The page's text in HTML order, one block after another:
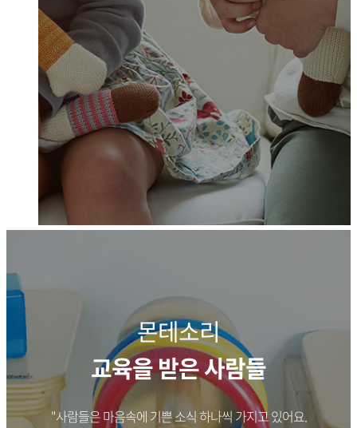
몬테소리
교육을 받은 사람들
"사람들은 마음속에 기쁜 소식 하나씩 가지고 있어요.